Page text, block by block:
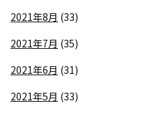
2021年8月 (33)
2021年7月 (35)
2021年6月 (31)
2021年5月 (33)